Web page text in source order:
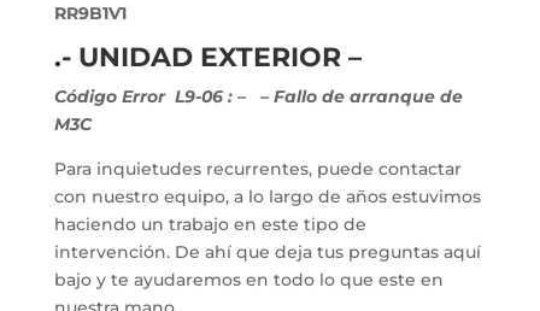
RR9B1V1
.- UNIDAD EXTERIOR –
Código Error L9-06 : –
– Fallo de arranque de
M3C
Para inquietudes recurrentes, puede contactar
con nuestro equipo, a lo largo de años estuvimos
haciendo un trabajo en este tipo de
intervención. De ahí que deja tus preguntas aquí
bajo y te ayudaremos en todo lo que este en